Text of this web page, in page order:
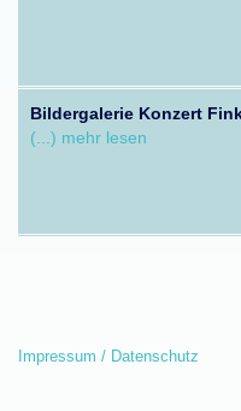
Bildergalerie Konzert
(...) mehr lesen
Impressum / Datenschutz